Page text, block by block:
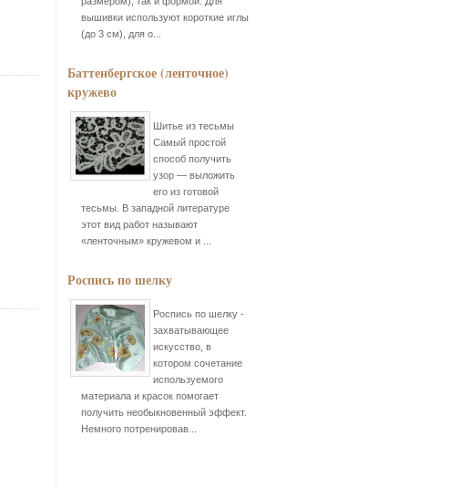
вышивки используют короткие иглы
(до 3 см), для о...
Баттенбергское (ленточное)
кружево
Шитье из тесьмы
Самый простой
способ получить
узор — выложить
его из готовой
тесьмы. В западной литературе
этот вид работ называют
«ленточным» кружевом и ...
Роспись по шелку
Роспись по шелку -
захватывающее
искусство, в
котором сочетание
используемого
материала и красок помогает
получить необыкновенный эффект.
Немного потренировав...